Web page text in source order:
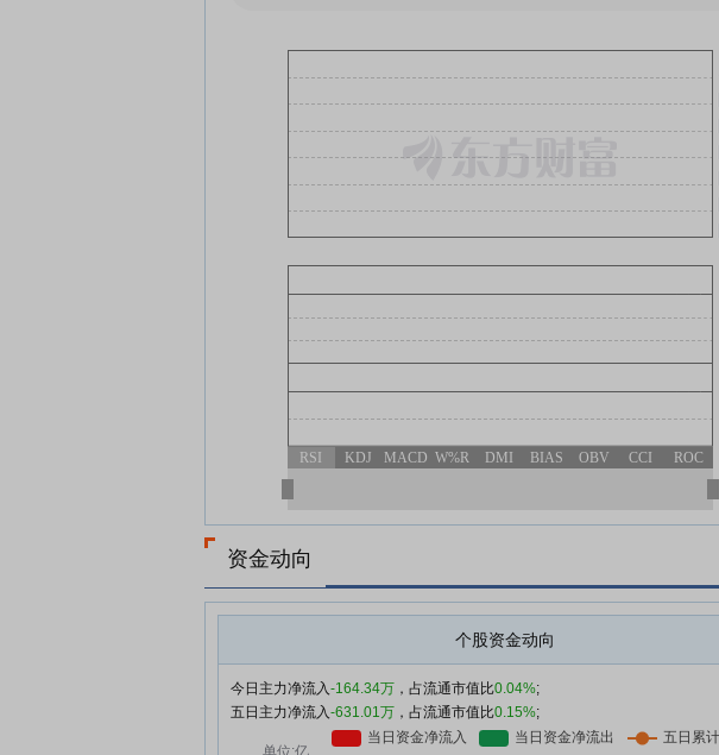
查看更多
05-13
04-30
04-29
RSI KDJ MACD W%R DMI BIAS OBV CCI ROC
资金动向
个股资金动向
今日主力净流入-164.34万 ，占流通市值比0.04%;
五日主力净流入-631.01万 ，占流通市值比0.15%;